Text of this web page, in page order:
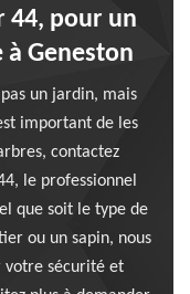
44, pour un
Geneston
un jardin, mais
important de les
contactez
le professionnel
que soit le type de
ou un sapin, nous
votre sécurité et